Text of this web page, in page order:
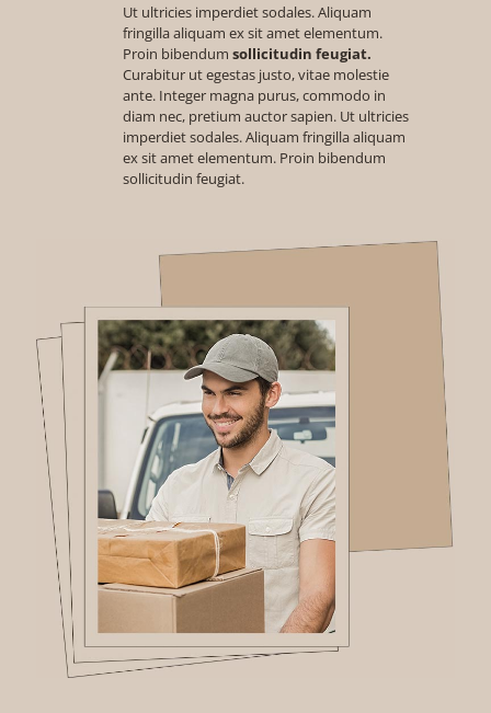
Ut ultricies imperdiet sodales. Aliquam
fringilla aliquam ex sit amet elementum.
Proin bibendum sollicitudin feugiat.
Curabitur ut egestas justo, vitae molestie
ante. Integer magna purus, commodo in
diam nec, pretium auctor sapien. Ut ultricies
imperdiet sodales. Aliquam fringilla aliquam
ex sit amet elementum. Proin bibendum
sollicitudin feugiat.